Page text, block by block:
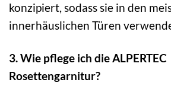
konzipiert, sodass sie in den
innerhäuslichen Türen
3. Wie pflege ich die ALPERTEC
Rosettengarnitur?